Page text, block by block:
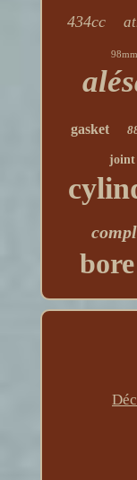
434cc
98mm
gasket
joint
bore